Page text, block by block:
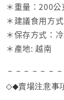
＊重量：200公
＊建議食用方
＊保存方式：
＊產地: 越南
－－－－－－
◇◆賣場注意事